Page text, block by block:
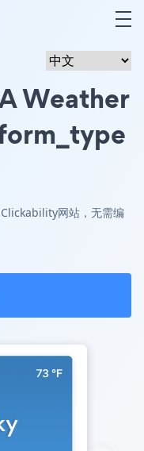
A Weather
网站，无需编